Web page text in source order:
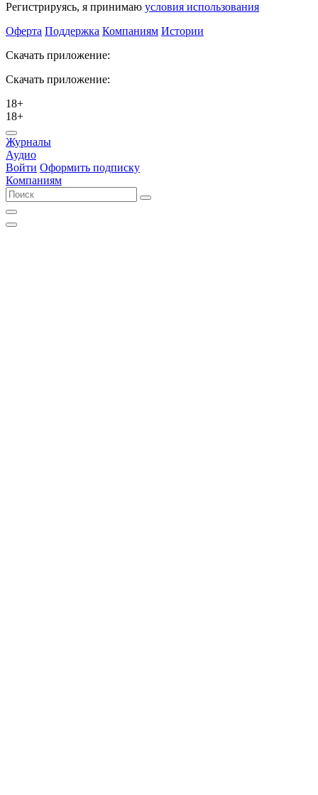
Регистрируясь, я принимаю условия использования
Оферта Поддержка Компаниям Истории
Скачать приложение:
Скачать приложение:
18+
18+
Журналы
Аудио
Войти Оформить подписку
Компаниям